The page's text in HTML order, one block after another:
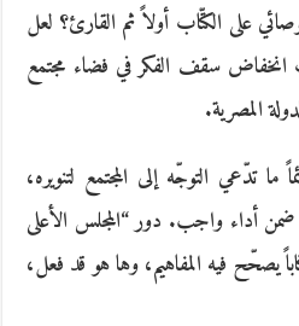
على الكتّاب أولاً ثم القارئ؟ لعل
سقف الفكر في فضاء مجتمع
المصرية.
تدّعي التوجّه إلى المجتمع لتنويره،
ضمن أداء واجب. دور “المجلس الأعلى
يصحّح فيه المفاهيم، وها هو قد فعل،